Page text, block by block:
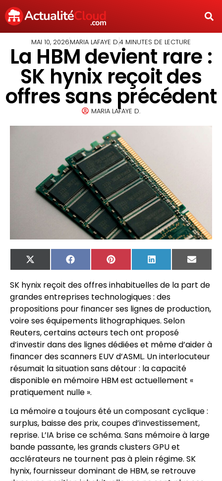
MAI 10, 2026MARIA LAFAYE D.4 MINUTES DE LECTURE
La HBM devient rare :
SK hynix reçoit des
offres sans précédent
MARIA LAFAYE D.
X
(Twitter)
FacebookPinterest LinkedIn
Email
SK hynix reçoit des offres inhabituelles de la part de
grandes entreprises technologiques : des
propositions pour financer ses lignes de production,
voire ses équipements lithographiques. Selon
Reuters, certains acteurs tech ont proposé
d’investir dans des lignes dédiées et même d’aider à
financer des scanners EUV d’ASML. Un interlocuteur
résumait la situation sans détour : la capacité
disponible en mémoire HBM est actuellement «
pratiquement nulle ».
La mémoire a toujours été un composant cyclique :
surplus, baisse des prix, coupes d’investissement,
reprise. L’IA brise ce schéma. Sans mémoire à large
bande passante, les grands clusters GPU et
acclérateurs ne tournent pas à plein régime. SK
hynix, fournisseur dominant de HBM, se retrouve